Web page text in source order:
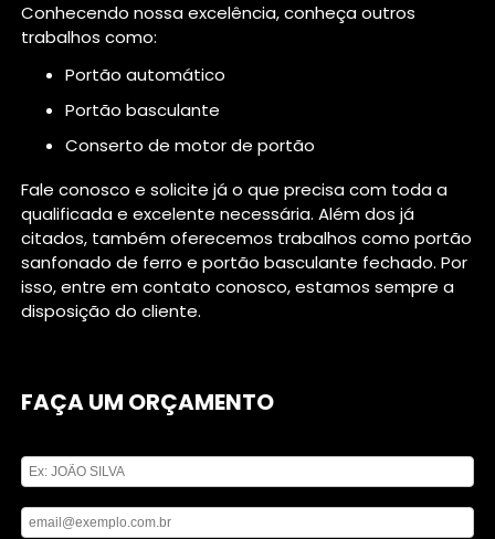
Conhecendo nossa excelência, conheça outros
trabalhos como:
portão automático
portão basculante
conserto de motor de portão
Fale conosco e solicite já o que precisa com toda a
qualificada e excelente necessária. Além dos já
citados, também oferecemos trabalhos como portão
sanfonado de ferro e portão basculante fechado. Por
isso, entre em contato conosco, estamos sempre a
disposição do cliente.
FAÇA UM ORÇAMENTO